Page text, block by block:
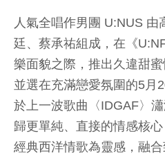
人氣全唱作男團 U:NUS 由
廷、蔡承祐組成，在《
樂面貌之際，推出久違甜
並選在充滿戀愛氛圍的5月
於上一波歌曲〈IDGAF〉
歸更單純、直接的情感核
經典西洋情歌為靈感，融